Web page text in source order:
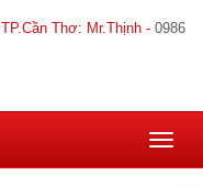
TP.Cần Thơ: Mr.Thịnh - 0986
Toggle